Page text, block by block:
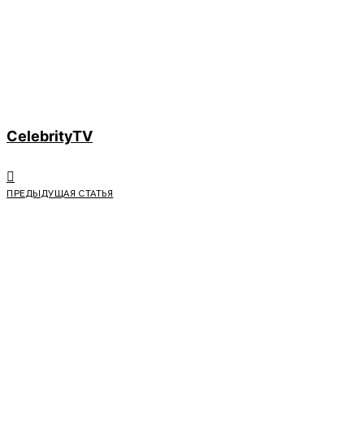
CelebrityTV
ПРЕДЫДУЩАЯ СТАТЬЯ